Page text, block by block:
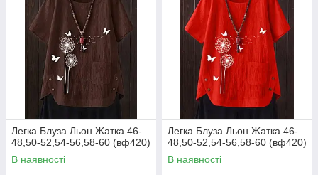
Легка Блуза Льон Жатка 46-
48,50-52,54-56,58-60 (вф420)
В наявності
Легка Блуза Льон Жатка 46-
48,50-52,54-56,58-60 (вф420)
В наявності